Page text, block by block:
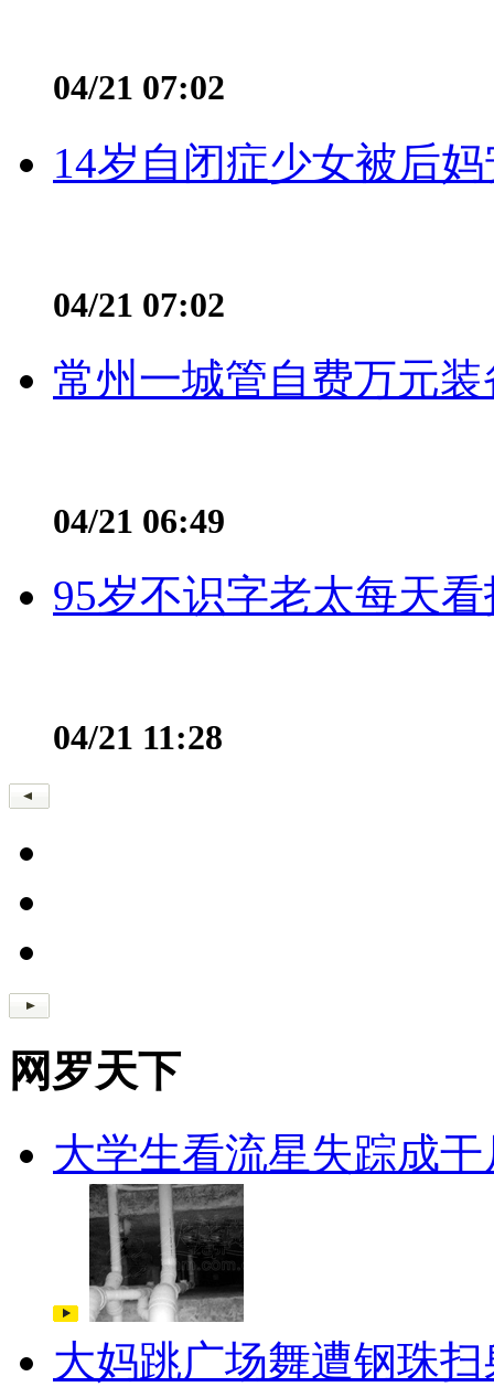
04/21 07:02
14岁自闭症少女被后
04/21 07:02
常州一城管自费万元
04/21 06:49
95岁不识字老太每天
04/21 11:28
网罗天下
大学生看流星失踪成干
大妈跳广场舞遭钢珠扫